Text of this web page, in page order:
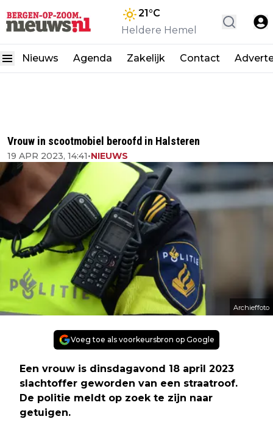
21°C
Heldere Hemel
Nieuws Agenda Zakelijk Contact
Vrouw in scootmobiel beroofd in Halsteren
19 APR 2023, 14:41•NIEUWS
Archieffoto
Voeg toe als voorkeursbron op Google
Een vrouw is dinsdagavond 18 april 2023
slachtoffer geworden van een straatroof.
De politie meldt op zoek te zijn naar
getuigen.